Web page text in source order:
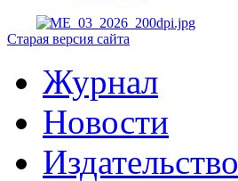
Старая версия сайта
Журнал
Новости
Издательство